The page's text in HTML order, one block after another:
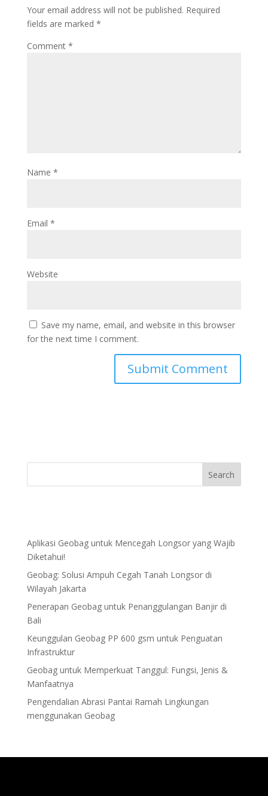
Your email address will not be published. Required
fields are marked *
Comment *
Name *
Email *
Website
Save my name, email, and website in this browser
for the next time I comment.
Aplikasi Geobag untuk Mencegah Longsor yang Wajib
Diketahui!
Geobag: Solusi Ampuh Cegah Tanah Longsor di
Wilayah Jakarta
Penerapan Geobag untuk Penanggulangan Banjir di
Bali
Keunggulan Geobag PP 600 gsm untuk Penguatan
Infrastruktur
Geobag untuk Memperkuat Tanggul: Fungsi, Jenis &
Manfaatnya
Pengendalian Abrasi Pantai Ramah Lingkungan
menggunakan Geobag